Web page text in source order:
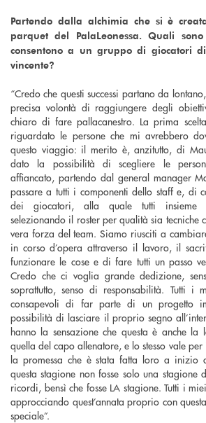
Partendo dalla alchimia che si è
parquet del PalaLeonessa. Quali
consentono a un gruppo di giocatori
vincente?
“Credo che questi successi partano da
precisa volontà di raggiungere degli
chiaro di fare pallacanestro. La prima
riguardato le persone che mi avrebbero
questo viaggio: il merito è, anzitutto, di
dato la possibilità di scegliere le
affiancato, partendo dal general manager
passare a tutti i componenti dello staff e, di
dei giocatori, alla quale tutti insieme
selezionando il roster per qualità sia tecniche
vera forza del team. Siamo riusciti a
in corso d’opera attraverso il lavoro, il
funzionare le cose e di fare tutti un passo
Credo che ci voglia grande dedizione,
soprattutto, senso di responsabilità. Tutti i
consapevoli di far parte di un progetto
possibilità di lasciare il proprio segno
hanno la sensazione che questa è anche
quella del capo allenatore, e lo stesso vale
la promessa che è stata fatta loro a inizio
questa stagione non fosse solo una stagione
ricordi, bensì che fosse LA stagione. Tutti i
approcciando quest’annata proprio con
speciale”.